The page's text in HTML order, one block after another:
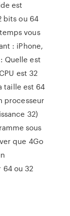
est
bits ou 64
vous
: iPhone,
Quelle est
est 32
taille est 64
processeur
32)
sous
que 4Go
ou 32